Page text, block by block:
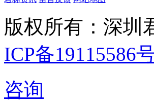
版权所有：深圳
ICP备19115586
咨询